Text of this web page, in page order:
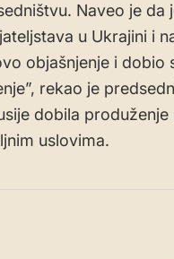
Naveo je da
u Ukrajini i
objašnjenje i dobio
rekao je
dobila
uslovima.